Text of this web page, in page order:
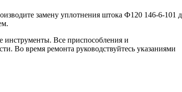
замену уплотнения штока Ф120 146-6-101
инструменты. Все приспособления и
Во время ремонта руководствуйтесь указаниями